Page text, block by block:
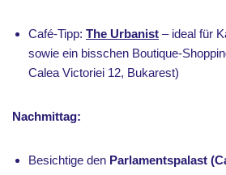
Café-Tipp: The Urbanist – ideal für
sowie ein bisschen Boutique-
Calea Victoriei 12, Bukarest)
Nachmittag:
Besichtige den Parlamentspalast